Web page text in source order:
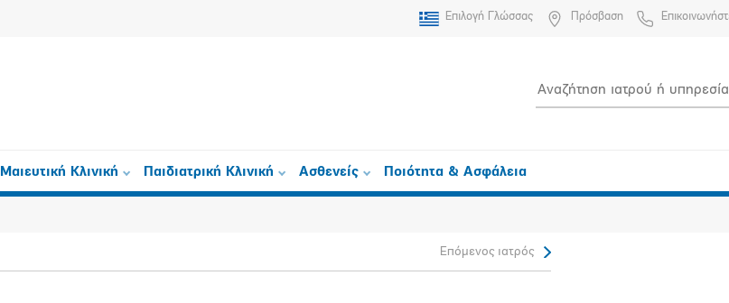
Επιλογή Γλώσσας Πρόσβαση
Μαιευτική Κλινική Παιδιατρική Κλινική Ασθενείς Ποιότητα & Ασφάλεια
Επόμενος ιατρός